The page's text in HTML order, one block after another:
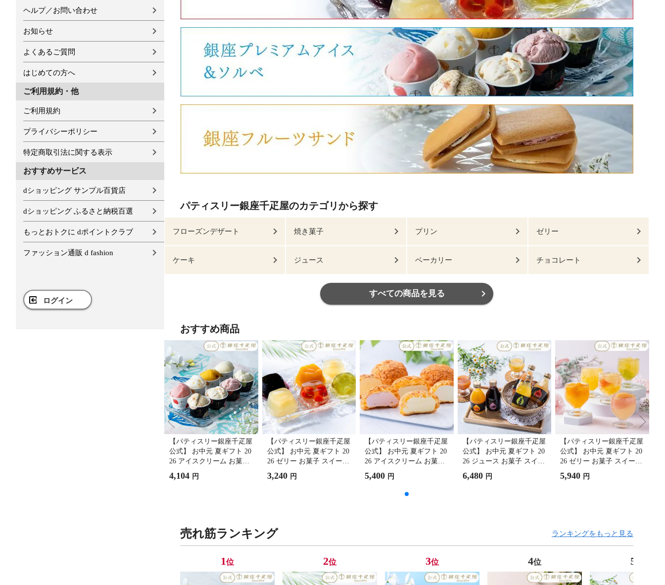
ヘルプ／お問い合わせ
お知らせ
よくあるご質問
はじめての方へ
ご利用規約・他
ご利用規約
プライバシーポリシー
特定商取引法に関する表示
おすすめサービス
dショッピング サンプル百貨店
dショッピング ふるさと納税百選
もっとおトクに dポイントクラブ
ファッション通販 d fashion
ログイン
パティスリー銀座千疋屋のカテゴリから探す
フローズンデザート 焼き菓子 プリン ゼリー
ケーキ ジュース ベーカリー チョコレート
すべての商品を見る
おすすめ商品
【パティスリー銀座千疋屋
公式】 お中元 夏ギフト 20
26 アイスクリーム お菓子
疋屋 銀座プレミアムアイ
4,104 円
【パティスリー銀座千疋屋
公式】 お中元 夏ギフト 20
26 ゼリー お菓子 スイーツ
ゼリー9個
3,240 円
【パティスリー銀座千疋屋
公式】 お中元 夏ギフト 20
26 アイスクリーム お菓子
疋屋 銀座プレミアムシュ
5,400 円
【パティスリー銀座千疋屋
公式】 お中元 夏ギフト 20
26 ジュース お菓子 スイー
銀座ストレートジュース10
6,480 円
【パティスリー銀座千疋屋
公式】 お中元 夏ギフト 20
26 ゼリー お菓子 スイーツ
フルーツジュレ １２個
5,940 円
売れ筋ランキング ランキングをもっと見る
1位 2位 3位 4位 5